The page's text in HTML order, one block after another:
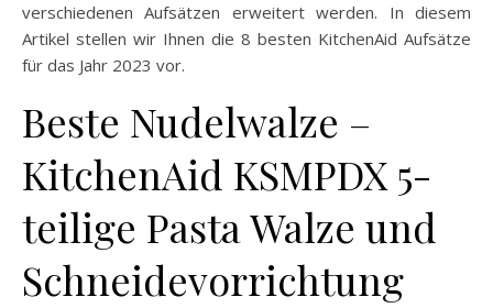
verschiedenen Aufsätzen erweitert werden. In diesem
Artikel stellen wir Ihnen die 8 besten KitchenAid Aufsätze
für das Jahr 2023 vor.
Beste Nudelwalze –
KitchenAid KSMPDX 5-
teilige Pasta Walze und
Schneidevorrichtung